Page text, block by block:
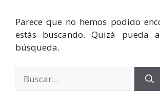
Parece que no hemos podido
estás buscando. Quizá pueda
búsqueda.